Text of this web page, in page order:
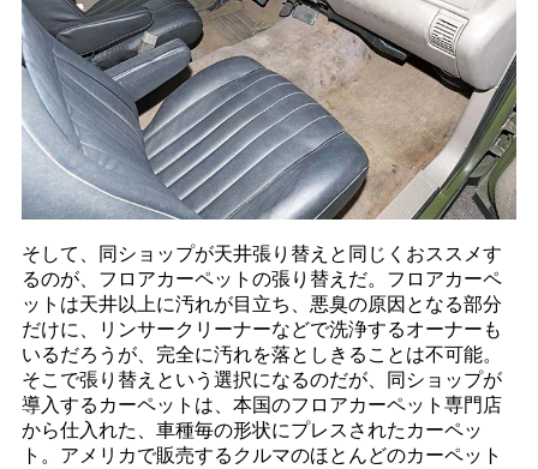
そして、同ショップが天井張り替えと同じくおススメす
るのが、フロアカーペットの張り替えだ。フロアカーペ
ットは天井以上に汚れが目立ち、悪臭の原因となる部分
だけに、リンサークリーナーなどで洗浄するオーナーも
いるだろうが、完全に汚れを落としきることは不可能。
そこで張り替えという選択になるのだが、同ショップが
導入するカーペットは、本国のフロアカーペット専門店
から仕入れた、車種毎の形状にプレスされたカーペッ
ト。アメリカで販売するクルマのほとんどのカーペット